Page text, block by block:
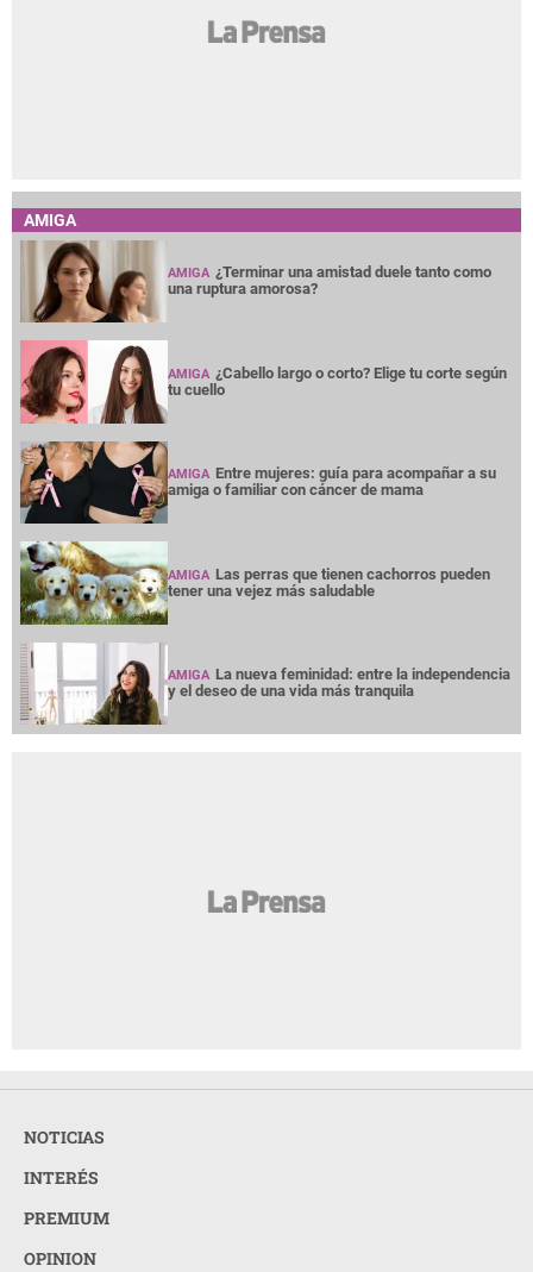
AMIGA
AMIGA ¿Terminar una amistad duele tanto como
una ruptura amorosa?
AMIGA ¿Cabello largo o corto? Elige tu corte según
tu cuello
AMIGA Entre mujeres: guía para acompañar a su
amiga o familiar con cáncer de mama
AMIGA Las perras que tienen cachorros pueden
tener una vejez más saludable
AMIGA La nueva feminidad: entre la independencia
y el deseo de una vida más tranquila
NOTICIAS
INTERÉS
PREMIUM
OPINION